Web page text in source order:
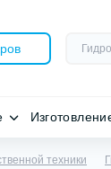
техники